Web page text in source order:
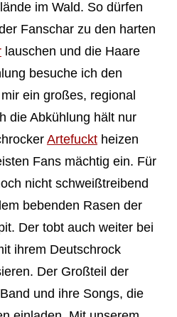
im Wald. So dürfen
Fanschar zu den harten
lauschen und die Haare
besuche ich den
ein großes, regional
die Abkühlung hält nur
Artefucktheizen
Fans mächtig ein. Für
nicht schweißtreibend
bebenden Rasen der
Der tobt auch weiter bei
ihrem Deutschrock
Der Großteil der
und ihre Songs, die